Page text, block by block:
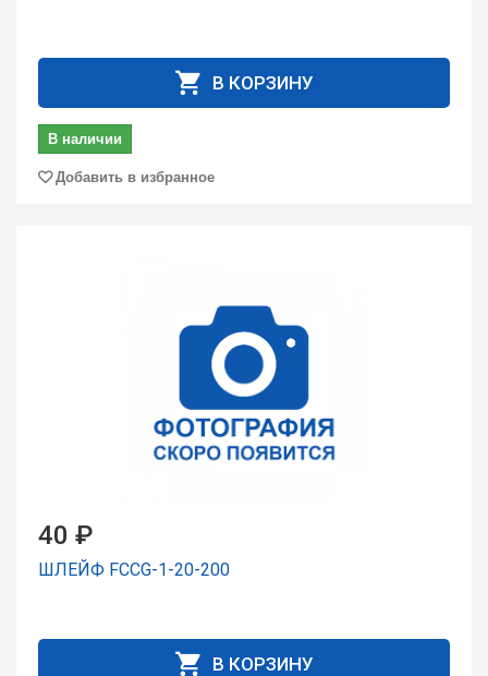
В КОРЗИНУ
В наличии
Добавить в избранное
40 ₽
ШЛЕЙФ FCCG-1-20-200
В КОРЗИНУ